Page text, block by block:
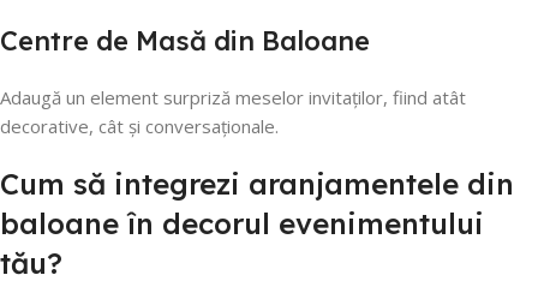
Centre de Masă din Baloane
Adaugă un element surpriză meselor invitaților, fiind atât
decorative, cât și conversaționale.
Cum să integrezi aranjamentele din
baloane în decorul evenimentului
tău?